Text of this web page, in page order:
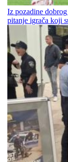
Iz pozadine
pitanje igrača koji